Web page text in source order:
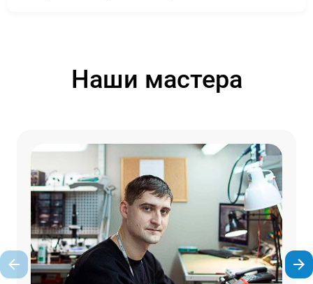
Наши мастера